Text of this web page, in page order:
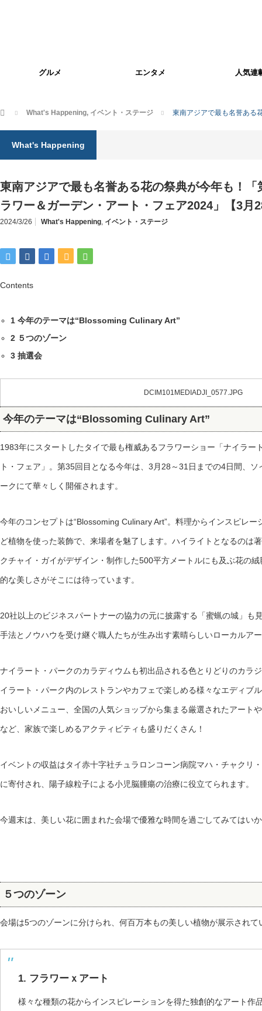
グルメ エンタメ 人気連
ホーム What's Happening, イベント・ステージ 東南アジアで最も名誉ある
What's Happening
東南アジアで最も名誉ある花の祭典が今年も！
ラワー＆ガーデン・アート・フェア2024」【3月
2024/3/26 What's Happening, イベント・ステージ
Contents
1 今年のテーマは“Blossoming Culinary Art”
2 ５つのゾーン
3 抽選会
DCIM101MEDIADJI_0577.JPG
今年のテーマは“Blossoming Culinary Art”
1983年にスタートしたタイで最も権威あるフラワーショー「ナイラー
ト・フェア」。第35回目となる今年は、3月28～31日までの4日間、
ークにて華々しく開催されます。
今年のコンセプトは“Blossoming Culinary Art”。料理からインスピレ
ど植物を使った装飾で、来場者を魅了します。ハイライトとなるのは
クチャイ・ガイがデザイン・制作した500平方メートルにも及ぶ花の
的な美しさがそこには待っています。
20社以上のビジネスパートナーの協力の元に披露する「蜜蝋の城」も
手法とノウハウを受け継ぐ職人たちが生み出す素晴らしいローカルア
ナイラート・パークのカラディウムも初出品される色とりどりのカラ
イラート・パーク内のレストランやカフェで楽しめる様々なエディブ
おいしいメニュー、全国の人気ショップから集まる厳選されたアート
など、家族で楽しめるアクティビティも盛りだくさん！
イベントの収益はタイ赤十字社チュラロンコーン病院マハ・チャクリ
に寄付され、陽子線粒子による小児脳腫瘍の治療に役立てられます。
今週末は、美しい花に囲まれた会場で優雅な時間を過ごしてみてはい
５つのゾーン
会場は5つのゾーンに分けられ、何百万本もの美しい植物が展示されて
1. フラワーｘアート
様々な種類の花からインスピレーションを得た独創的なアート作